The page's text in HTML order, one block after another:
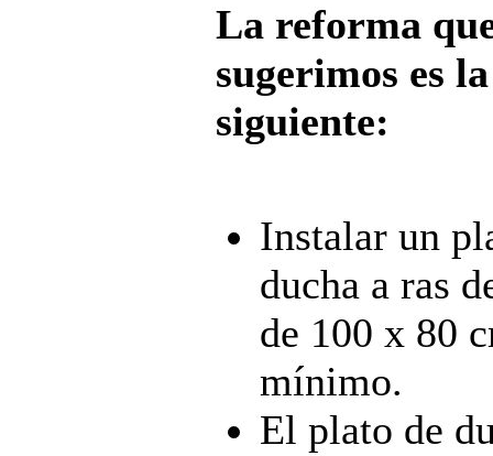
La reforma
sugerimos es la
siguiente:
Instalar un
ducha a ras
de 100 x 80
mínimo.
El plato de